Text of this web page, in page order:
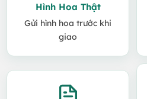
Hình Hoa Thật
Gửi hình hoa trước khi
giao